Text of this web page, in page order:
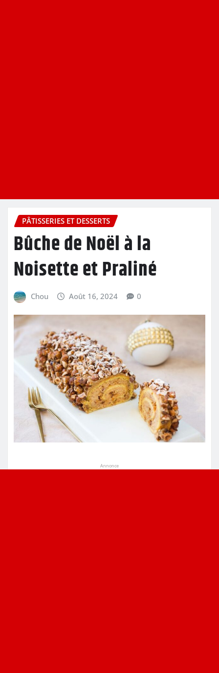
PÂTISSERIES ET DESSERTS
Bûche de Noël à la
Noisette et Praliné
Chou Août 16, 2024 0
Annonce